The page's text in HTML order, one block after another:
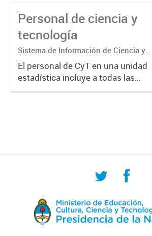
Personal de ciencia y
tecnología
Sistema de Información de Ciencia y
Tecnología Argentino (SICYTAR)
El personal de CyT en una unidad
estadística incluye a todas las
personas involucradas